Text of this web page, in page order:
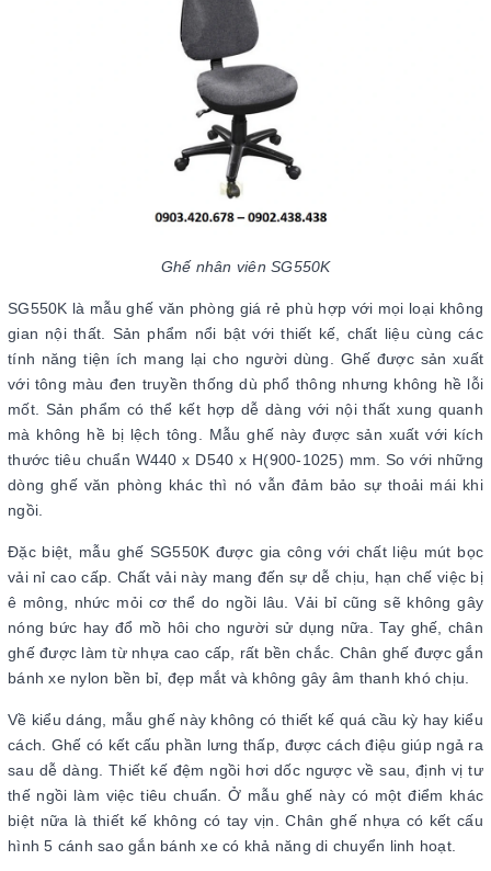
Ghế nhân viên SG550K
SG550K là mẫu ghế văn phòng giá rẻ phù hợp với mọi loại không
gian nội thất. Sản phẩm nổi bật với thiết kế, chất liệu cùng các
tính năng tiện ích mang lại cho người dùng. Ghế được sản xuất
với tông màu đen truyền thống dù phổ thông nhưng không hề lỗi
mốt. Sản phẩm có thể kết hợp dễ dàng với nội thất xung quanh
mà không hề bị lệch tông. Mẫu ghế này được sản xuất với kích
thước tiêu chuẩn W440 x D540 x H(900-1025) mm. So với những
dòng ghế văn phòng khác thì nó vẫn đảm bảo sự thoải mái khi
ngồi.
Đặc biệt, mẫu ghế SG550K được gia công với chất liệu mút bọc
vải nỉ cao cấp. Chất vải này mang đến sự dễ chịu, hạn chế việc bị
ê mông, nhức mỏi cơ thể do ngồi lâu. Vải bỉ cũng sẽ không gây
nóng bức hay đổ mồ hôi cho người sử dụng nữa. Tay ghế, chân
ghế được làm từ nhựa cao cấp, rất bền chắc. Chân ghế được gắn
bánh xe nylon bền bỉ, đẹp mắt và không gây âm thanh khó chịu.
Về kiểu dáng, mẫu ghế này không có thiết kế quá cầu kỳ hay kiểu
cách. Ghế có kết cấu phần lưng thấp, được cách điệu giúp ngả ra
sau dễ dàng. Thiết kế đệm ngồi hơi dốc ngược về sau, định vị tư
thế ngồi làm việc tiêu chuẩn. Ở mẫu ghế này có một điểm khác
biệt nữa là thiết kế không có tay vịn. Chân ghế nhựa có kết cấu
hình 5 cánh sao gắn bánh xe có khả năng di chuyển linh hoạt.